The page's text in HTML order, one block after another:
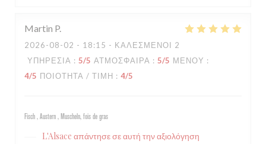
Martin P
2026-08-02 - 18:15 - ΚΑΛΕΣΜΈΝΟΙ 2
ΥΠΗΡΕΣΊΑ : 5/5 ΑΤΜΌΣΦΑΙΡΑ : 5/5 ΜΕΝΟΎ :
4/5 ΠΟΙΌΤΗΤΑ / ΤΙΜΉ : 4/5
Fisch , Austern , Muscheln, fois de gras
L'Alsace απάντησε σε αυτή την αξιολόγηση